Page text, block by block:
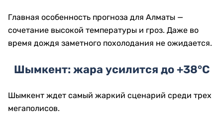
Главная особенность прогноза для Алматы —
сочетание высокой температуры и гроз. Даже во
время дождя заметного похолодания не ожидается.
Шымкент: жара усилится до +38°C
Шымкент ждет самый жаркий сценарий среди трех
мегаполисов.